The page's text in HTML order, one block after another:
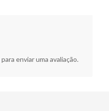
para enviar uma avaliação.